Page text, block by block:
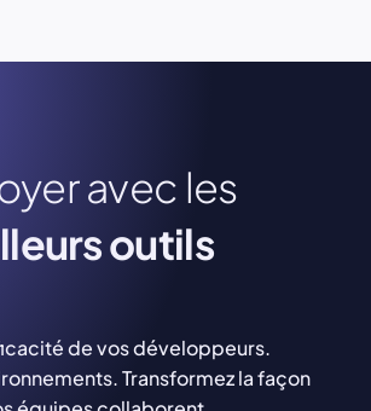
avec les
outils
de vos développeurs.
Transformez la façon